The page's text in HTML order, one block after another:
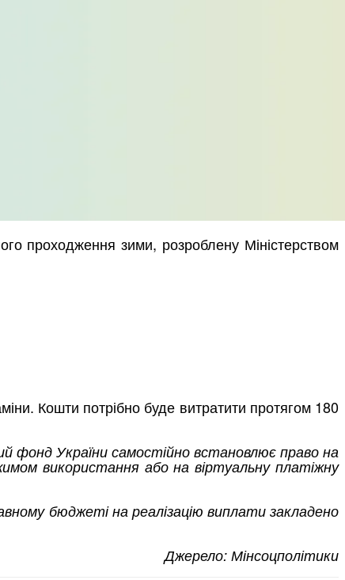
проходження зими, розроблену Міністерством
Кошти потрібно буде витратити протягом 180
фонд України самостійно встановлює право на
використання або на віртуальну платіжну
бюджеті на реалізацію виплати закладено
Джерело: Мінсоцполітики